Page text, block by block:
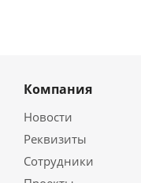
Компания
Новости
Реквизиты
Сотрудники